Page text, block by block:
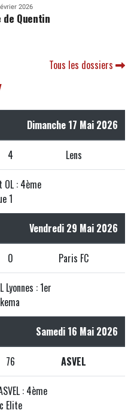
2026
de Quentin
Tous les dossiers
Dimanche 17 Mai 2026
4 Lens
OL : 4ème
1
Vendredi 29 Mai 2026
0 Paris FC
Lyonnes : 1er
Samedi 16 Mai 2026
76 ASVEL
: 4ème
Elite